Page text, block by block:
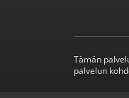
Tämän
palvelun